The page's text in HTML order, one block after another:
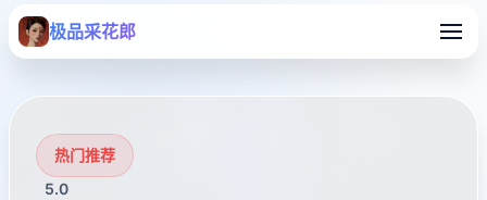
极品采花郎
热门推荐
5.0